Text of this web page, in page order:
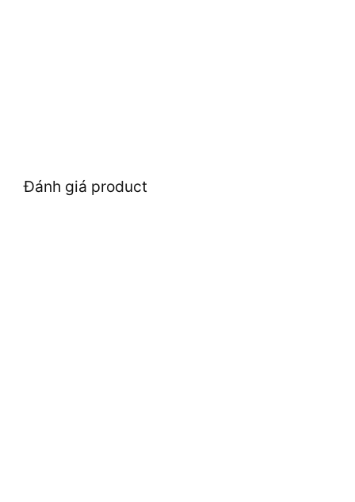
Đánh giá product